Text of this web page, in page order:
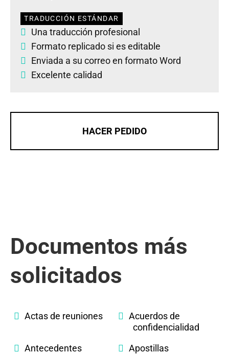
TRADUCCIÓN ESTÁNDAR
Una traducción profesional
Formato replicado si es editable
Enviada a su correo en formato Word
Excelente calidad
HACER PEDIDO
Documentos más
solicitados
Actas de reuniones
Acuerdos de
confidencialidad
Antecedentes
Apostillas